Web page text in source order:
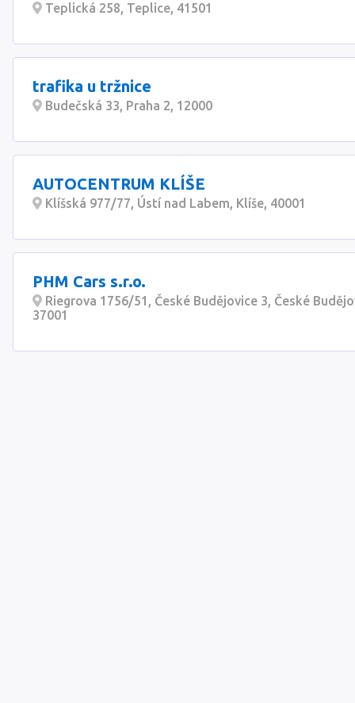
Teplická 258, Teplice, 41501
trafika u tržnice
Budečská 33, Praha 2, 12000
AUTOCENTRUM KLÍŠE
Klíšská 977/77, Ústí nad Labem, Klíše, 40001
PHM Cars s.r.o.
Riegrova 1756/51, České Budějovice 3, České
37001